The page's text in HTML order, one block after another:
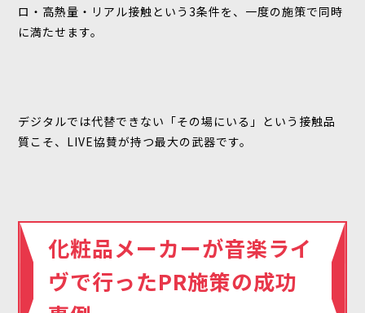
ロ・高熱量・リアル接触という3条件を、一度の施策で同時
に満たせます。
デジタルでは代替できない「その場にいる」という接触品
質こそ、LIVE協賛が持つ最大の武器です。
化粧品メーカーが音楽ライ
ヴで行ったPR施策の成功